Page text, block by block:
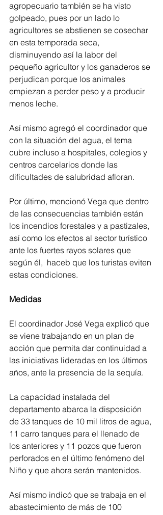
agropecuario también se ha visto
golpeado, pues por un lado lo
agricultores se abstienen se cosechar
en esta temporada seca,
disminuyendo así la labor del
pequeño agricultor y los ganaderos se
perjudican porque los animales
empiezan a perder peso y a producir
menos leche.
Así mismo agregó el coordinador que
con la situación del agua, el tema
cubre incluso a hospitales, colegios y
centros carcelarios donde las
dificultades de salubridad afloran.
Por último, mencionó Vega que dentro
de las consecuencias también están
los incendios forestales y a pastizales,
así como los efectos al sector turístico
ante los fuertes rayos solares que
según él,  haceb que los turistas eviten
estas condiciones.
Medidas
El coordinador José Vega explicó que
se viene trabajando en un plan de
acción que permita dar continuidad a
las iniciativas lideradas en los últimos
años, ante la presencia de la sequía.
La capacidad instalada del
departamento abarca la disposición
de 33 tanques de 10 mil litros de agua,
11 carro tanques para el llenado de
los anteriores y 11 pozos que fueron
perforados en el último fenómeno del
Niño y que ahora serán mantenidos.
Así mismo indicó que se trabaja en el
abastecimiento de más de 100